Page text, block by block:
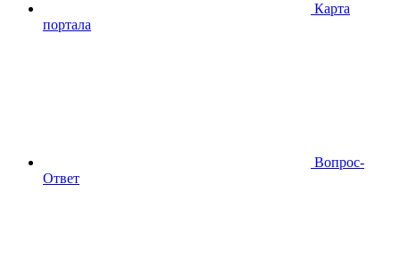
Карта
портала
Вопрос-
Ответ